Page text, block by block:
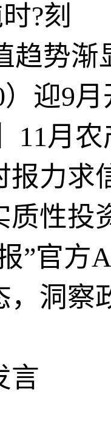
?刻
趋势
）迎9
11月
报力求
质性投
”官方
，洞察
言